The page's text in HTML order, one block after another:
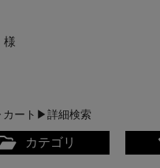
様
ート ▶詳細検索
カテゴリ